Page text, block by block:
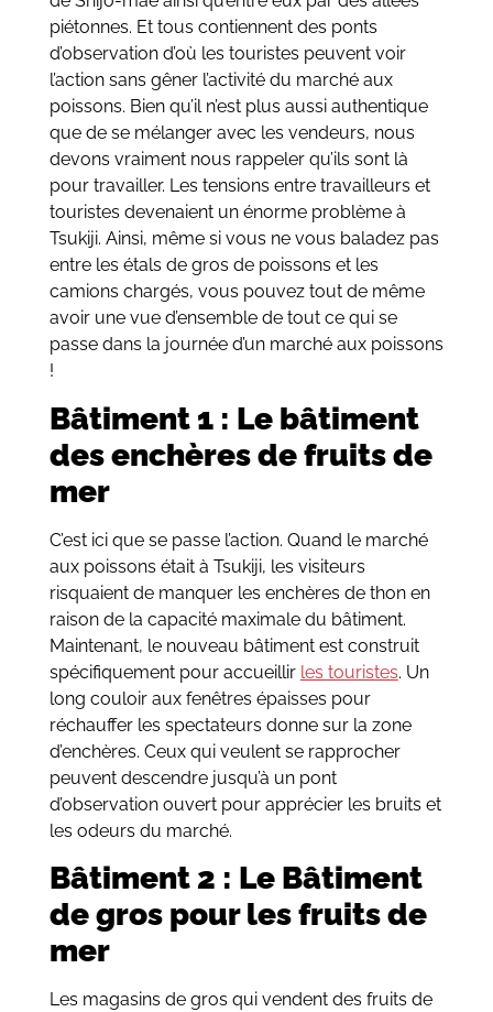
piétonnes. Et tous contiennent des ponts
d’observation d’où les touristes peuvent voir
l’action sans gêner l’activité du marché aux
poissons. Bien qu’il n’est plus aussi authentique
que de se mélanger avec les vendeurs, nous
devons vraiment nous rappeler qu’ils sont là
pour travailler. Les tensions entre travailleurs et
touristes devenaient un énorme problème à
Tsukiji. Ainsi, même si vous ne vous baladez pas
entre les étals de gros de poissons et les
camions chargés, vous pouvez tout de même
avoir une vue d’ensemble de tout ce qui se
passe dans la journée d’un marché aux poissons
!
Bâtiment 1 : Le bâtiment
des enchères de fruits de
mer
C’est ici que se passe l’action. Quand le marché
aux poissons était à Tsukiji, les visiteurs
risquaient de manquer les enchères de thon en
raison de la capacité maximale du bâtiment.
Maintenant, le nouveau bâtiment est construit
spécifiquement pour accueillir les touristes. Un
long couloir aux fenêtres épaisses pour
réchauffer les spectateurs donne sur la zone
d’enchères. Ceux qui veulent se rapprocher
peuvent descendre jusqu’à un pont
d’observation ouvert pour apprécier les bruits et
les odeurs du marché.
Bâtiment 2 : Le Bâtiment
de gros pour les fruits de
mer
Les magasins de gros qui vendent des fruits de